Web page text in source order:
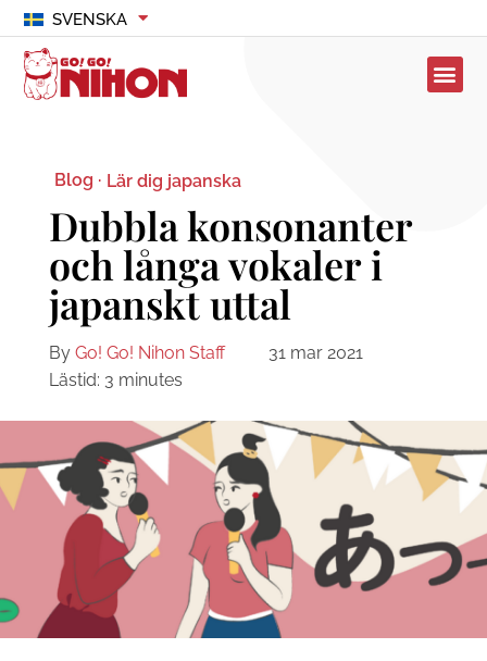
SVENSKA
Blog · Lär dig japanska
Dubbla konsonanter
och långa vokaler i
japanskt uttal
By Go! Go! Nihon Staff
31 mar 2021
Lästid: 3 minutes